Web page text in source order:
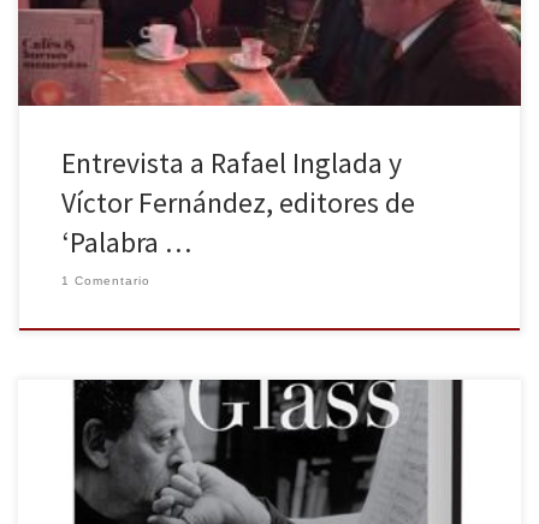
esta revista […]
Entrevista a Rafael Inglada y
Víctor Fernández, editores de
‘Palabra …
1 Comentario
Con 78 años, el conocido músico minimalista Philip Glass (1937-)
decidió que era el momento de narrar sus memorias. Apenas